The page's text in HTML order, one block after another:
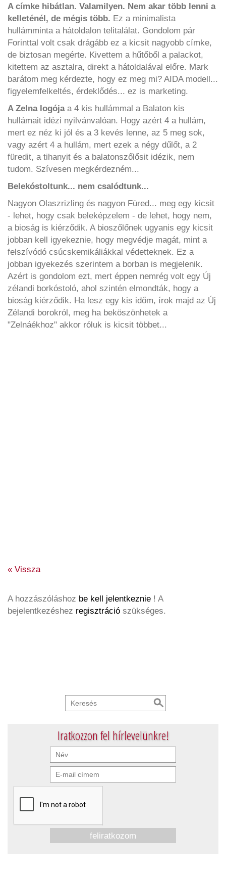
A címke hibátlan. Valamilyen. Nem akar több lenni a
kelleténél, de mégis több. Ez a minimalista
hullámminta a hátoldalon telitalálat. Gondolom pár
Forinttal volt csak drágább ez a kicsit nagyobb címke,
de biztosan megérte. Kivettem a hűtőből a palackot,
kitettem az asztalra, direkt a hátoldalával előre. Mark
barátom meg kérdezte, hogy ez meg mi? AIDA modell...
figyelemfelkeltés, érdeklődés... ez is marketing.
A Zelna logójaa 4 kis hullámmal a Balaton kis
hullámait idézi nyilvánvalóan. Hogy azért 4 a hullám,
mert ez néz ki jól és a 3 kevés lenne, az 5 meg sok,
vagy azért 4 a hullám, mert ezek a négy dűlőt, a 2
füredit, a tihanyit és a balatonszőlősit idézik, nem
tudom. Szívesen megkérdezném...
Belekóstoltunk... nem csalódtunk...
Nagyon Olaszrizling és nagyon Füred... meg egy kicsit
- lehet, hogy csak beleképzelem - de lehet, hogy nem,
a bioság is kiérződik. A bioszőlőnek ugyanis egy kicsit
jobban kell igyekeznie, hogy megvédje magát, mint a
felszívódó csúcskemikáliákkal védetteknek. Ez a
jobban igyekezés szerintem a borban is megjelenik.
Azért is gondolom ezt, mert éppen nemrég volt egy Új
zélandi borkóstoló, ahol szintén elmondták, hogy a
bioság kiérződik. Ha lesz egy kis időm, írok majd az Új
Zélandi borokról, meg ha beköszönhetek a
"Zelnáékhoz" akkor róluk is kicsit többet...
« Vissza
A hozzászóláshoz be kell jelentkeznie ! A
bejelentkezéshez regisztráció szükséges.
Iratkozzon fel hírlevelünkre!